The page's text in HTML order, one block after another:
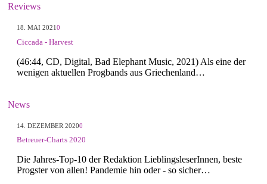
Reviews
18. MAI 20210
Ciccada - Harvest
(46:44, CD, Digital, Bad Elephant Music, 2021) Als eine der
wenigen aktuellen Progbands aus Griechenland…
News
14. DEZEMBER 20200
Betreuer-Charts 2020
Die Jahres-Top-10 der Redaktion LieblingsleserInnen, beste
Progster von allen! Pandemie hin oder - so sicher…